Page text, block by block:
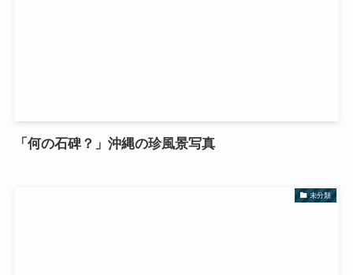
「何の石碑？」沖縄の珍風景写真
未分類